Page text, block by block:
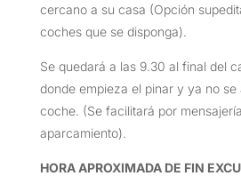
cercano a su casa (Opción
coches que se disponga).
Se quedará a las 9.30 al final del
donde empieza el pinar y ya no
coche. (Se facilitará por
aparcamiento).
HORA APROXIMADA DE FIN